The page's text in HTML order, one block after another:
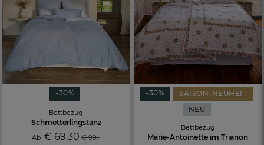
-30%
Bettbezug
Schmetterlingstanz
Ab€ 69,30 € 99,-
-30%
SAISON-NEUHEIT
NEU
Bettbezug
Marie-Antoinette im Trianon